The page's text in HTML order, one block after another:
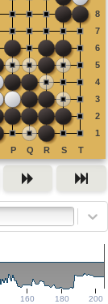
160 180 200